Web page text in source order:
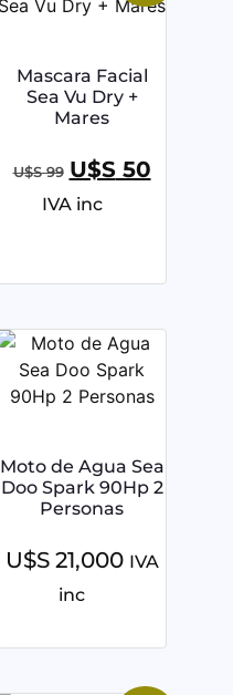
Mascara Facial
Sea Vu Dry +
Mares
U$S99 U$S50
IVA inc
Moto de Agua Sea
Doo Spark 90Hp 2
Personas
U$S21,000 IVA
inc